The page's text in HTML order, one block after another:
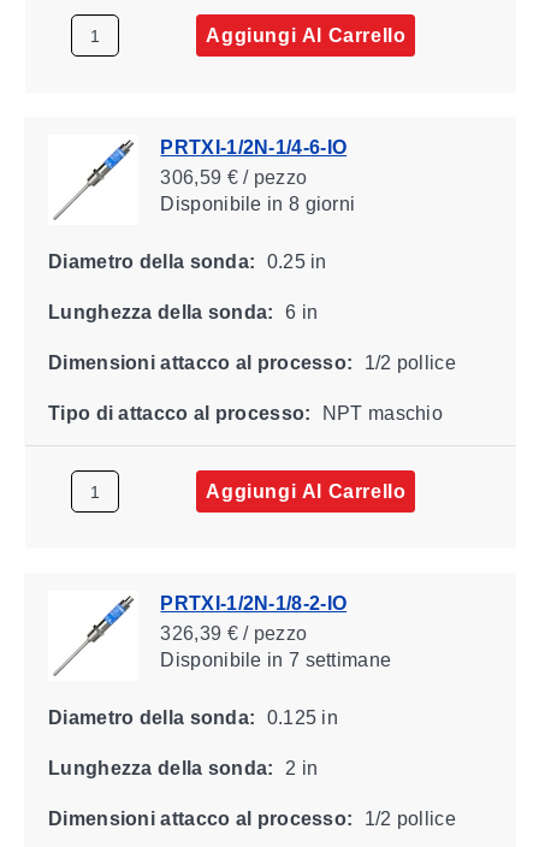
Aggiungi Al Carrello
PRTXI-1/2N-1/4-6-IO
306,59 € / pezzo
Disponibile in 8 giorni
Diametro della sonda: 0.25 in
Lunghezza della sonda: 6 in
Dimensioni attacco al processo: 1/2 pollice
Tipo di attacco al processo: NPT maschio
Aggiungi Al Carrello
PRTXI-1/2N-1/8-2-IO
326,39 € / pezzo
Disponibile in 7 settimane
Diametro della sonda: 0.125 in
Lunghezza della sonda: 2 in
Dimensioni attacco al processo: 1/2 pollice